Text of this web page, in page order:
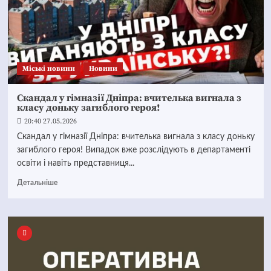
Mіські новини Новини
Скандал у гімназії Дніпра: вчителька вигнала з
класу доньку загиблого героя!
20:40 27.05.2026
Скандал у гімназії Дніпра: вчителька вигнала з класу доньку
загиблого героя! Випадок вже розслідують в департаменті
освіти і навіть представниця...
Детальніше